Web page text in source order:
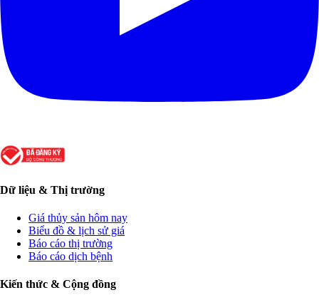
Dữ liệu & Thị trường
Giá thủy sản hôm nay
Biểu đồ & lịch sử giá
Báo cáo thị trường
Báo cáo dịch bệnh
Kiến thức & Cộng đồng